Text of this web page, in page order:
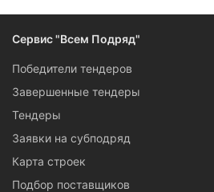
Сервис "Всем Подряд"
Победители тендеров
Завершенные тендеры
Тендеры
Заявки на субподряд
Карта строек
Подбор поставщиков